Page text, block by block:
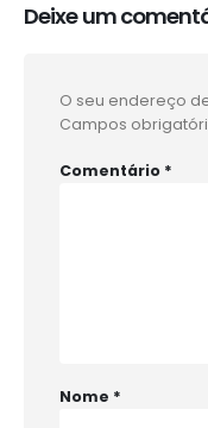
Deixe um
O seu endereço
Campos
Comentário *
Nome *